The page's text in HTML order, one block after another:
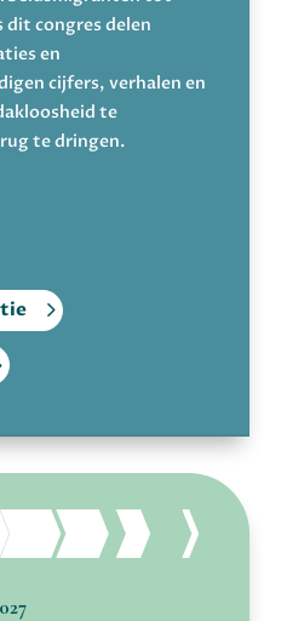
dit congres delen
en
cijfers, verhalen en
te
te dringen.